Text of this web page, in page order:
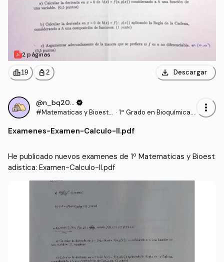
2 páginas
leaderboard19 personal_bag 2 download Descargar
@n_bq2006verified
#Matematicas y Bioesta · 1º Grado en Bioquímica
more_vert
Examenes-Examen-Calculo-II.pdf
He publicado nuevos examenes de 1º Matematicas y Bioest
adistica: Examen-Calculo-II.pdf